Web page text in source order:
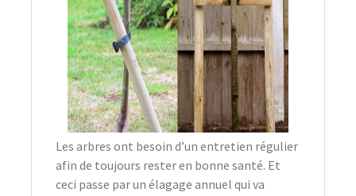
Les arbres ont besoin d’un entretien régulier
afin de toujours rester en bonne santé. Et
ceci passe par un élagage annuel qui va